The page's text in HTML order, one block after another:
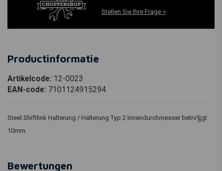
Stellen Sie Ihre Frage >
Productinformatie
Artikelcode: 12-0023
EAN-code: 7101124915294
Steel Shiftlink Halterung / Halterung Typ 2 Innendurchmesser betr√§gt
10mm.
Bewertungen